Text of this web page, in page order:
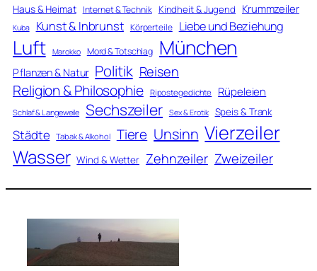
Haus & Heimat Internet & Technik Kindheit & Jugend Krummzeiler
Kuba Kunst & Inbrunst Körperteile Liebe und Beziehung
Luft Marokko Mord & Totschlag München
Pflanzen & Natur Politik Reisen
Religion & Philosophie Ripostegedichte Rüpeleien
Schlaf & Langeweile Sechszeiler Sex & Erotik Speis & Trank
Städte Tabak & Alkohol Tiere Unsinn Vierzeiler
Wasser Wind & Wetter Zehnzeiler Zweizeiler